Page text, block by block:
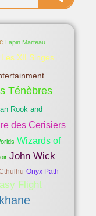
Lapin Marteau
Les XII Singes
Ténèbres
Rook and
des Cerisiers
Wizards of
John Wick
Onyx Path
Flight